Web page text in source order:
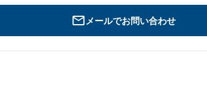
メールでお問い合わせ